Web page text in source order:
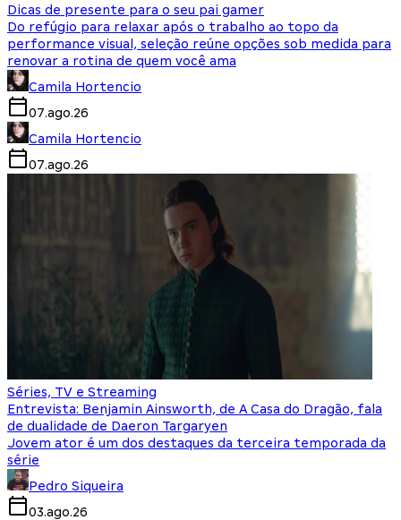
Dicas de presente para o seu pai gamer
Do refúgio para relaxar após o trabalho ao topo da
performance visual, seleção reúne opções sob medida para
renovar a rotina de quem você ama
Camila Hortencio
07.ago.26
Camila Hortencio
07.ago.26
Séries, TV e Streaming
Entrevista: Benjamin Ainsworth, de A Casa do Dragão, fala
de dualidade de Daeron Targaryen
Jovem ator é um dos destaques da terceira temporada da
série
Pedro Siqueira
03.ago.26